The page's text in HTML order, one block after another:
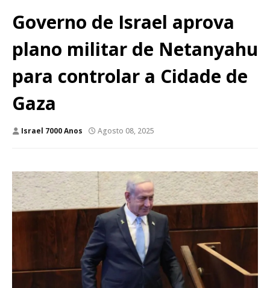
Governo de Israel aprova
plano militar de Netanyahu
para controlar a Cidade de
Gaza
Israel 7000 Anos Agosto 08, 2025